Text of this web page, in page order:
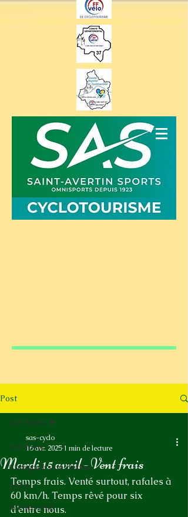
Post
All Posts
Catégorie non définie
FFCT
Sorties club
All Posts
Mardi 15 avril - Vent frais
sas-cyclo
16 avr. 2025 1 min de lecture
Temps frais. Venté surtout, rafales à
60 km/h. Temps rêvé pour six
d’entre nous.